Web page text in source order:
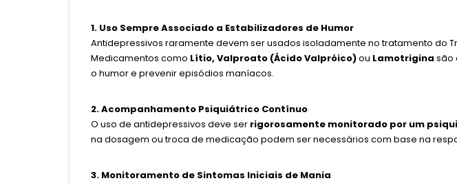
1. Uso Sempre Associado a Estabilizadores de Humor
Antidepressivos raramente devem ser usados isoladamente no tratamento do
Medicamentos como Lítio, Valproato (Ácido Valpróico)ou Lamotrigina são
o humor e prevenir episódios maníacos.
2. Acompanhamento Psiquiátrico Contínuo
O uso de antidepressivos deve ser rigorosamente monitorado por um
na dosagem ou troca de medicação podem ser necessários com base na
3. Monitoramento de Sintomas Iniciais de Mania